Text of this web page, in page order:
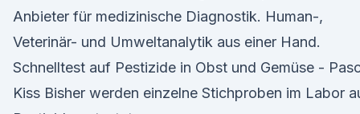
Anbieter für medizinische Diagnostik. Human-,
Veterinär- und Umweltanalytik aus einer Hand.
Schnelltest auf Pestizide in Obst und Gemüse -
Kiss Bisher werden einzelne Stichproben im Labor